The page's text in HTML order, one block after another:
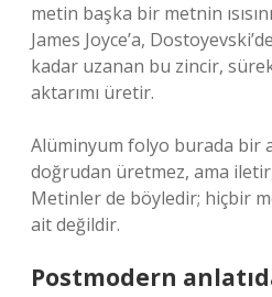
metin başka bir metnin
James Joyce’a,
kadar uzanan bu zincir,
aktarımı üretir.
Alüminyum folyo burada bir
doğrudan üretmez, ama
Metinler de böyledir; hiçbir
ait değildir.
Postmodern